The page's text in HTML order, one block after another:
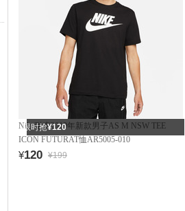
限时抢¥120
Nike耐克2019年新款男子AS M NSW TEE
ICON FUTURAT恤AR5005-010
¥120 ¥199